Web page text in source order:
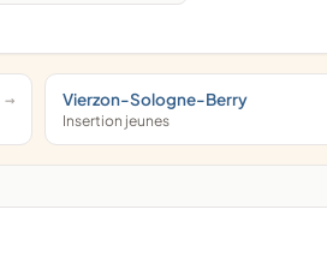
Vierzon-Sologne-Berry
Insertion jeunes